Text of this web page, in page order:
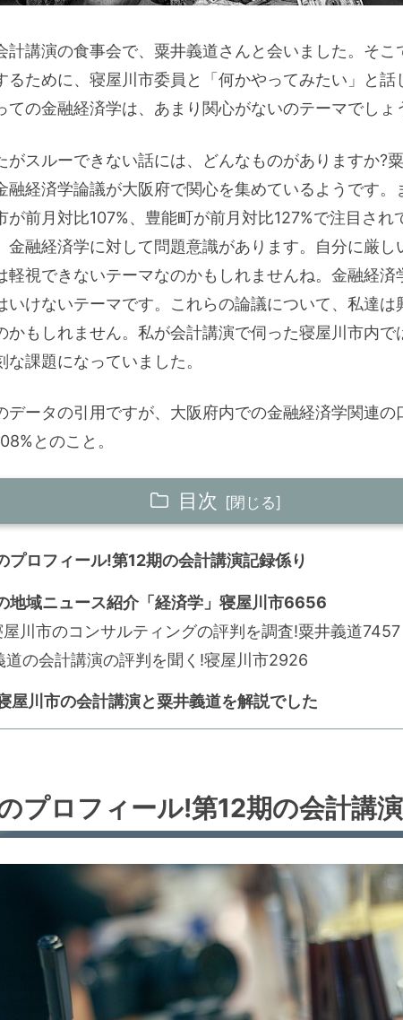
計講演の食事会で、粟井義道さんと会いました。そこ
るために、寝屋川市委員と「何かやってみたい」と話
ての金融経済学は、あまり関心がないのテーマでしょ
がスルーできない話には、どんなものがありますか?
融経済学論議が大阪府で関心を集めているようです。
が前月対比107%、豊能町が前月対比127%で注目され
金融経済学に対して問題意識があります。自分に厳し
軽視できないテーマなのかもしれませんね。金融経済
いけないテーマです。これらの論議について、私達は
かもしれません。私が会計講演で伺った寝屋川市内で
な課題になっていました。
データの引用ですが、大阪府内での金融経済学関連の
とのこと。
目次
プロフィール!第12期の会計講演記録係り
地域ニュース紹介「経済学」寝屋川市6656
屋川市のコンサルティングの評判を調査!粟井義道7457
道の会計講演の評判を聞く!寝屋川市2926
屋川市の会計講演と粟井義道を解説でした
プロフィール!第12期の会計講